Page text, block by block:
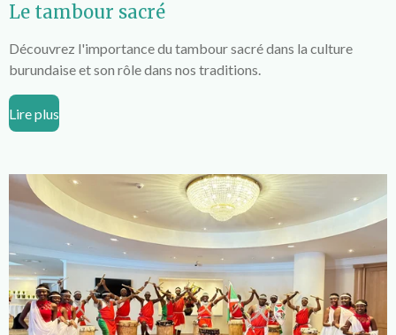
Le tambour sacré
Découvrez l'importance du tambour sacré dans la culture
burundaise et son rôle dans nos traditions.
Lire plus